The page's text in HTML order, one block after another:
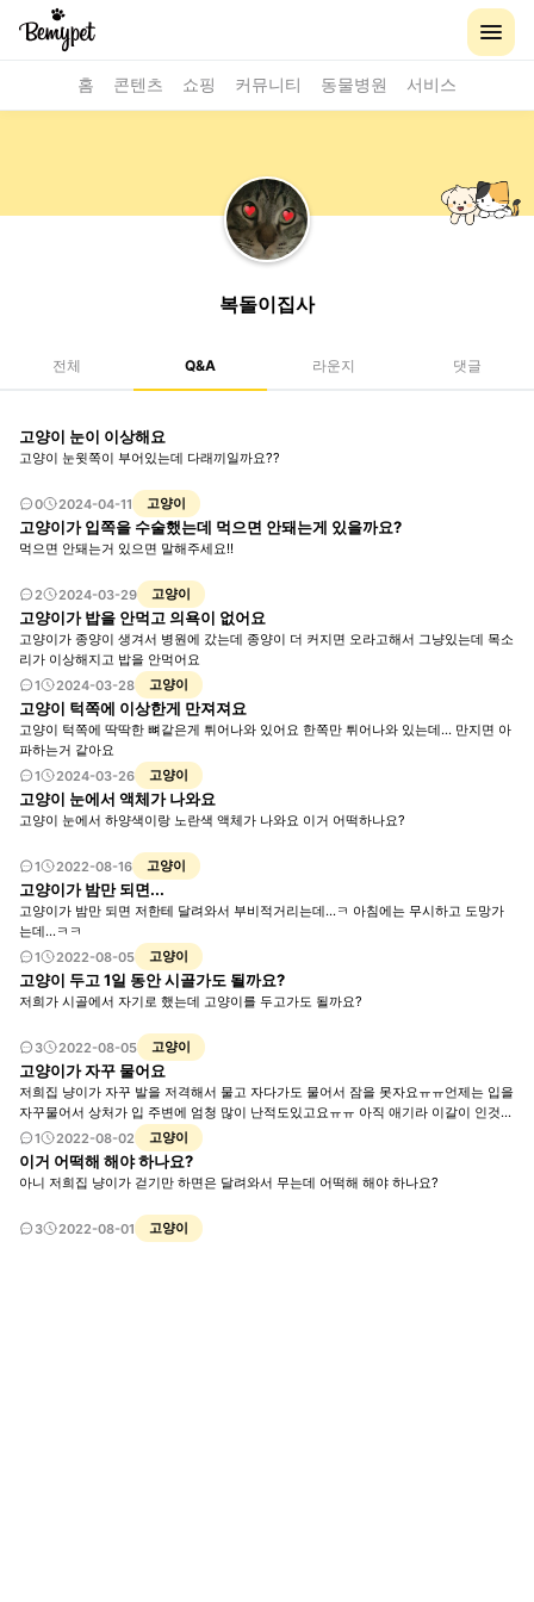
홈 콘텐츠 쇼핑 커뮤니티 동물병원 서비스
복돌이집사
전체 Q&A 라운지 댓글
고양이 눈이 이상해요
고양이 눈윗쪽이 부어있는데 다래끼일까요??
0 2024-04-11 고양이
고양이가 입쪽을 수술했는데 먹으면 안돼는게 있을까요?
먹으면 안돼는거 있으면 말해주세요!!
2 2024-03-29 고양이
고양이가 밥을 안먹고 의욕이 없어요
고양이가 종양이 생겨서 병원에 갔는데 종양이 더 커지면 오라고해서 그냥있는데 목소
리가 이상해지고 밥을 안먹어요
1
2024-03-28 고양이
고양이 턱쪽에 이상한게 만져져요
고양이 턱쪽에 딱딱한 뼈같은게 튀어나와 있어요 한쪽만 튀어나와 있는데... 만지면 아
파하는거 같아요
1
2024-03-26 고양이
고양이 눈에서 액체가 나와요
고양이 눈에서 하양색이랑 노란색 액체가 나와요 이거 어떡하나요?
1 2022-08-16 고양이
고양이가 밤만 되면...
고양이가 밤만 되면 저한테 달려와서 부비적거리는데...ㅋ 아침에는 무시하고 도망가
는데...ㅋㅋ
1
2022-08-05 고양이
고양이 두고 1일 동안 시골가도 될까요?
저희가 시골에서 자기로 했는데 고양이를 두고가도 될까요?
3 2022-08-05 고양이
고양이가 자꾸 물어요
저희집 냥이가 자꾸 발을 저격해서 물고 자다가도 물어서 잠을 못자요ㅠㅠ언제는 입을
자꾸물어서 상처가 입 주변에 엄청 많이 난적도있고요ㅠㅠ 아직 애기라 이갈이 인것
같은데 이거 어떡게 해야하나요?
1 2022-08-02 고양이
이거 어떡해 해야 하나요?
아니 저희집 냥이가 걷기만 하면은 달려와서 무는데 어떡해 해야 하나요?
3 2022-08-01 고양이